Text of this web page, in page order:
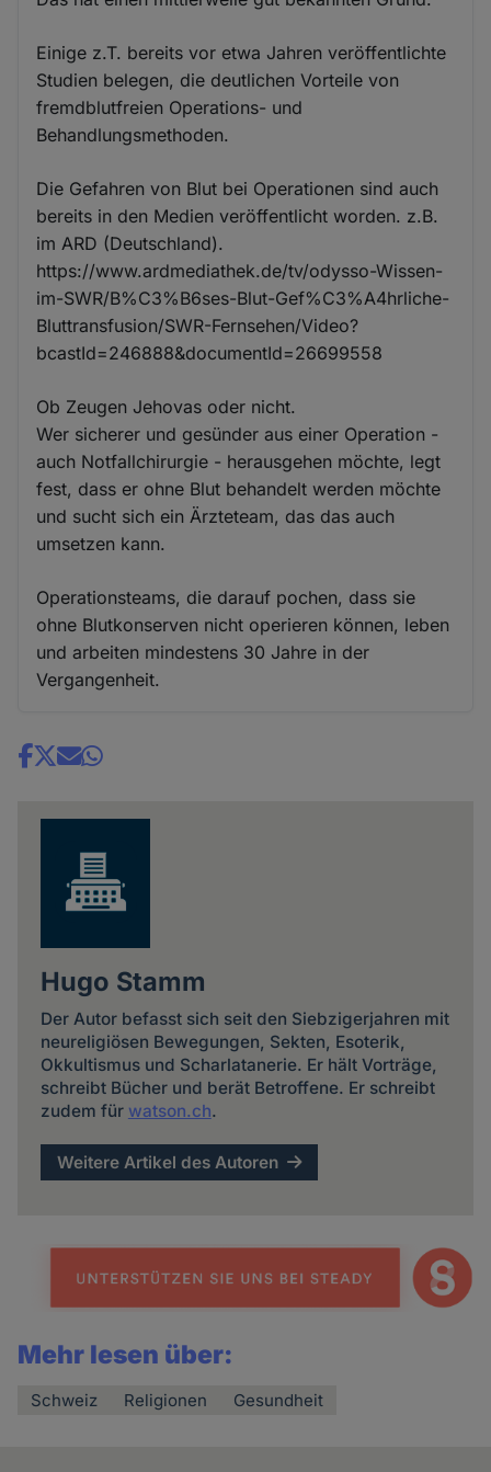
Einige z.T. bereits vor etwa Jahren veröffentlichte
Studien belegen, die deutlichen Vorteile von
fremdblutfreien Operations- und
Behandlungsmethoden.
Die Gefahren von Blut bei Operationen sind auch
bereits in den Medien veröffentlicht worden. z.B.
im ARD (Deutschland).
https://www.ardmediathek.de/tv/odysso-Wissen-
im-SWR/B%C3%B6ses-Blut-Gef%C3%A4hrliche-
Bluttransfusion/SWR-Fernsehen/Video?
bcastId=246888&documentId=26699558
Ob Zeugen Jehovas oder nicht.
Wer sicherer und gesünder aus einer Operation -
auch Notfallchirurgie - herausgehen möchte, legt
fest, dass er ohne Blut behandelt werden möchte
und sucht sich ein Ärzteteam, das das auch
umsetzen kann.
Operationsteams, die darauf pochen, dass sie
ohne Blutkonserven nicht operieren können, leben
und arbeiten mindestens 30 Jahre in der
Vergangenheit.
Share
Hugo Stamm
Der Autor befasst sich seit den Siebzigerjahren mit
neureligiösen Bewegungen, Sekten, Esoterik,
Okkultismus und Scharlatanerie. Er hält Vorträge,
schreibt Bücher und berät Betroffene. Er schreibt
zudem für watson.ch.
Weitere Artikel des Autoren
Mehr lesen über:
Schweiz Religionen Gesundheit